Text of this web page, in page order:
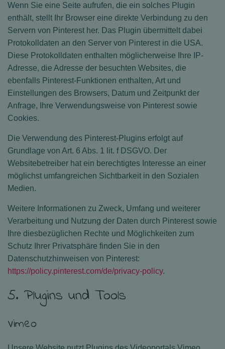
Wenn Sie eine Seite aufrufen, die ein solches Plugin
enthält, stellt Ihr Browser eine direkte Verbindung zu den
Servern von Pinterest her. Das Plugin übermittelt dabei
Protokolldaten an den Server von Pinterest in die USA.
Diese Protokolldaten enthalten möglicherweise Ihre IP-
Adresse, die Adresse der besuchten Websites, die
ebenfalls Pinterest-Funktionen enthalten, Art und
Einstellungen des Browsers, Datum und Zeitpunkt der
Anfrage, Ihre Verwendungsweise von Pinterest sowie
Cookies.
Die Verwendung des Pinterest-Plugins erfolgt auf
Grundlage von Art. 6 Abs. 1 lit. f DSGVO. Der
Websitebetreiber hat ein berechtigtes Interesse an einer
möglichst umfangreichen Sichtbarkeit in den Sozialen
Medien.
Weitere Informationen zu Zweck, Umfang und weiterer
Verarbeitung und Nutzung der Daten durch Pinterest sowie
Ihre diesbezüglichen Rechte und Möglichkeiten zum
Schutz Ihrer Privatsphäre finden Sie in den
Datenschutzhinweisen von Pinterest:
https://policy.pinterest.com/de/privacy-policy.
5. Plugins und Tools
Vimeo